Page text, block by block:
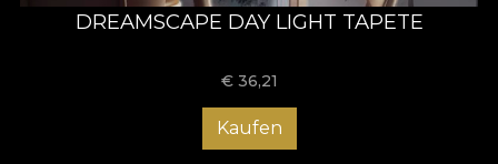
DREAMSCAPE DAY LIGHT TAPETE
€ 36,21
Kaufen